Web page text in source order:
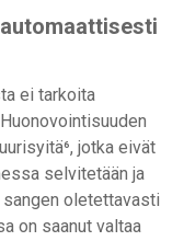
ei tarkoita
jotka eivät
selvitetään ja
oletettavasti
on saanut valtaa